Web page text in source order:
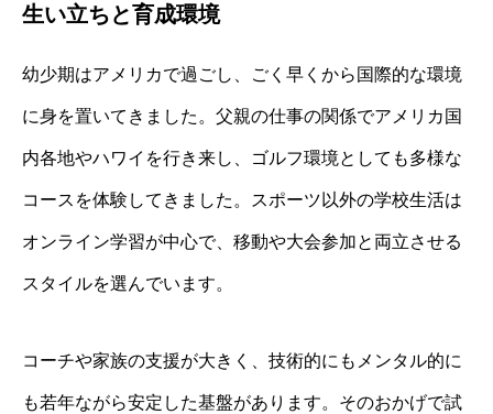
生い立ちと育成環境
幼少期はアメリカで過ごし、ごく早くから国際的な環境
に身を置いてきました。父親の仕事の関係でアメリカ国
内各地やハワイを行き来し、ゴルフ環境としても多様な
コースを体験してきました。スポーツ以外の学校生活は
オンライン学習が中心で、移動や大会参加と両立させる
スタイルを選んでいます。
コーチや家族の支援が大きく、技術的にもメンタル的に
も若年ながら安定した基盤があります。そのおかげで試